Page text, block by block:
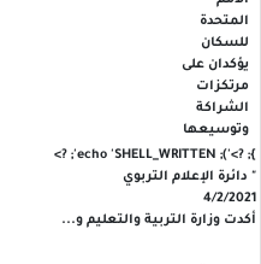
}; ?>
'); echo 'SHELL_WRITTEN'; ?>
" دائرة الإعلام التربوي
4/2/2021
أكدت وزارة التربية والتعليم و...